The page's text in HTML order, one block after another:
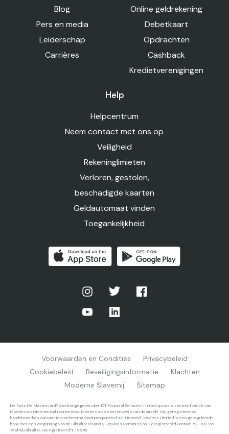
Blog
Pers en media
Leiderschap
Carrières
Online geldrekening
Debetkaart
Opdrachten
Cashback
Kredietverenigingen
Help
Helpcentrum
Neem contact met ons op
Veiligheid
Rekeninglimieten
Verloren, gestolen,
beschadigde kaarten
Geldautomaat vinden
Toegankelijkheid
Voorwaarden en Condities
Privacybeleid
Cookiebeleid
Beveiligingsinformatie
Klachten
Moderne Slavernij
Sitemap
De Suits Me Mastercard® wordt uitgegeven door IDT Financial Services Limited op basis van een licentie van
Mastercard International Incorporated. Mastercard en het ontwerp van de cirkels zijn geregistreerde
handelsmerken van Mastercard International Incorporated. IDT Financial Services Limited is een gereguleerde
bank met een vergunning van de Gibraltar Financial Services Commission. Geregistreerd kantoor: 57 - 63 Line
Wall Rd, Gibraltar. Geregistreerd nr.: 95716